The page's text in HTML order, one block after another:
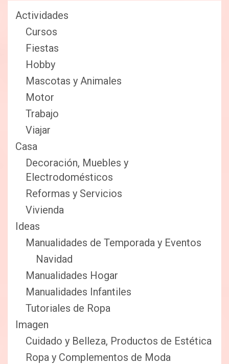
Actividades
Cursos
Fiestas
Hobby
Mascotas y Animales
Motor
Trabajo
Viajar
Casa
Decoración, Muebles y
Electrodomésticos
Reformas y Servicios
Vivienda
Ideas
Manualidades de Temporada y Eventos
Navidad
Manualidades Hogar
Manualidades Infantiles
Tutoriales de Ropa
Imagen
Cuidado y Belleza, Productos de Estética
Ropa y Complementos de Moda